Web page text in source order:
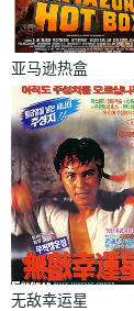
亚马逊热盒
无敌幸运星